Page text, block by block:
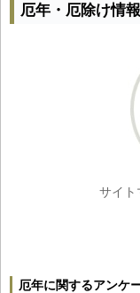
厄年・厄除け情
サイト
厄年に関するアンケ